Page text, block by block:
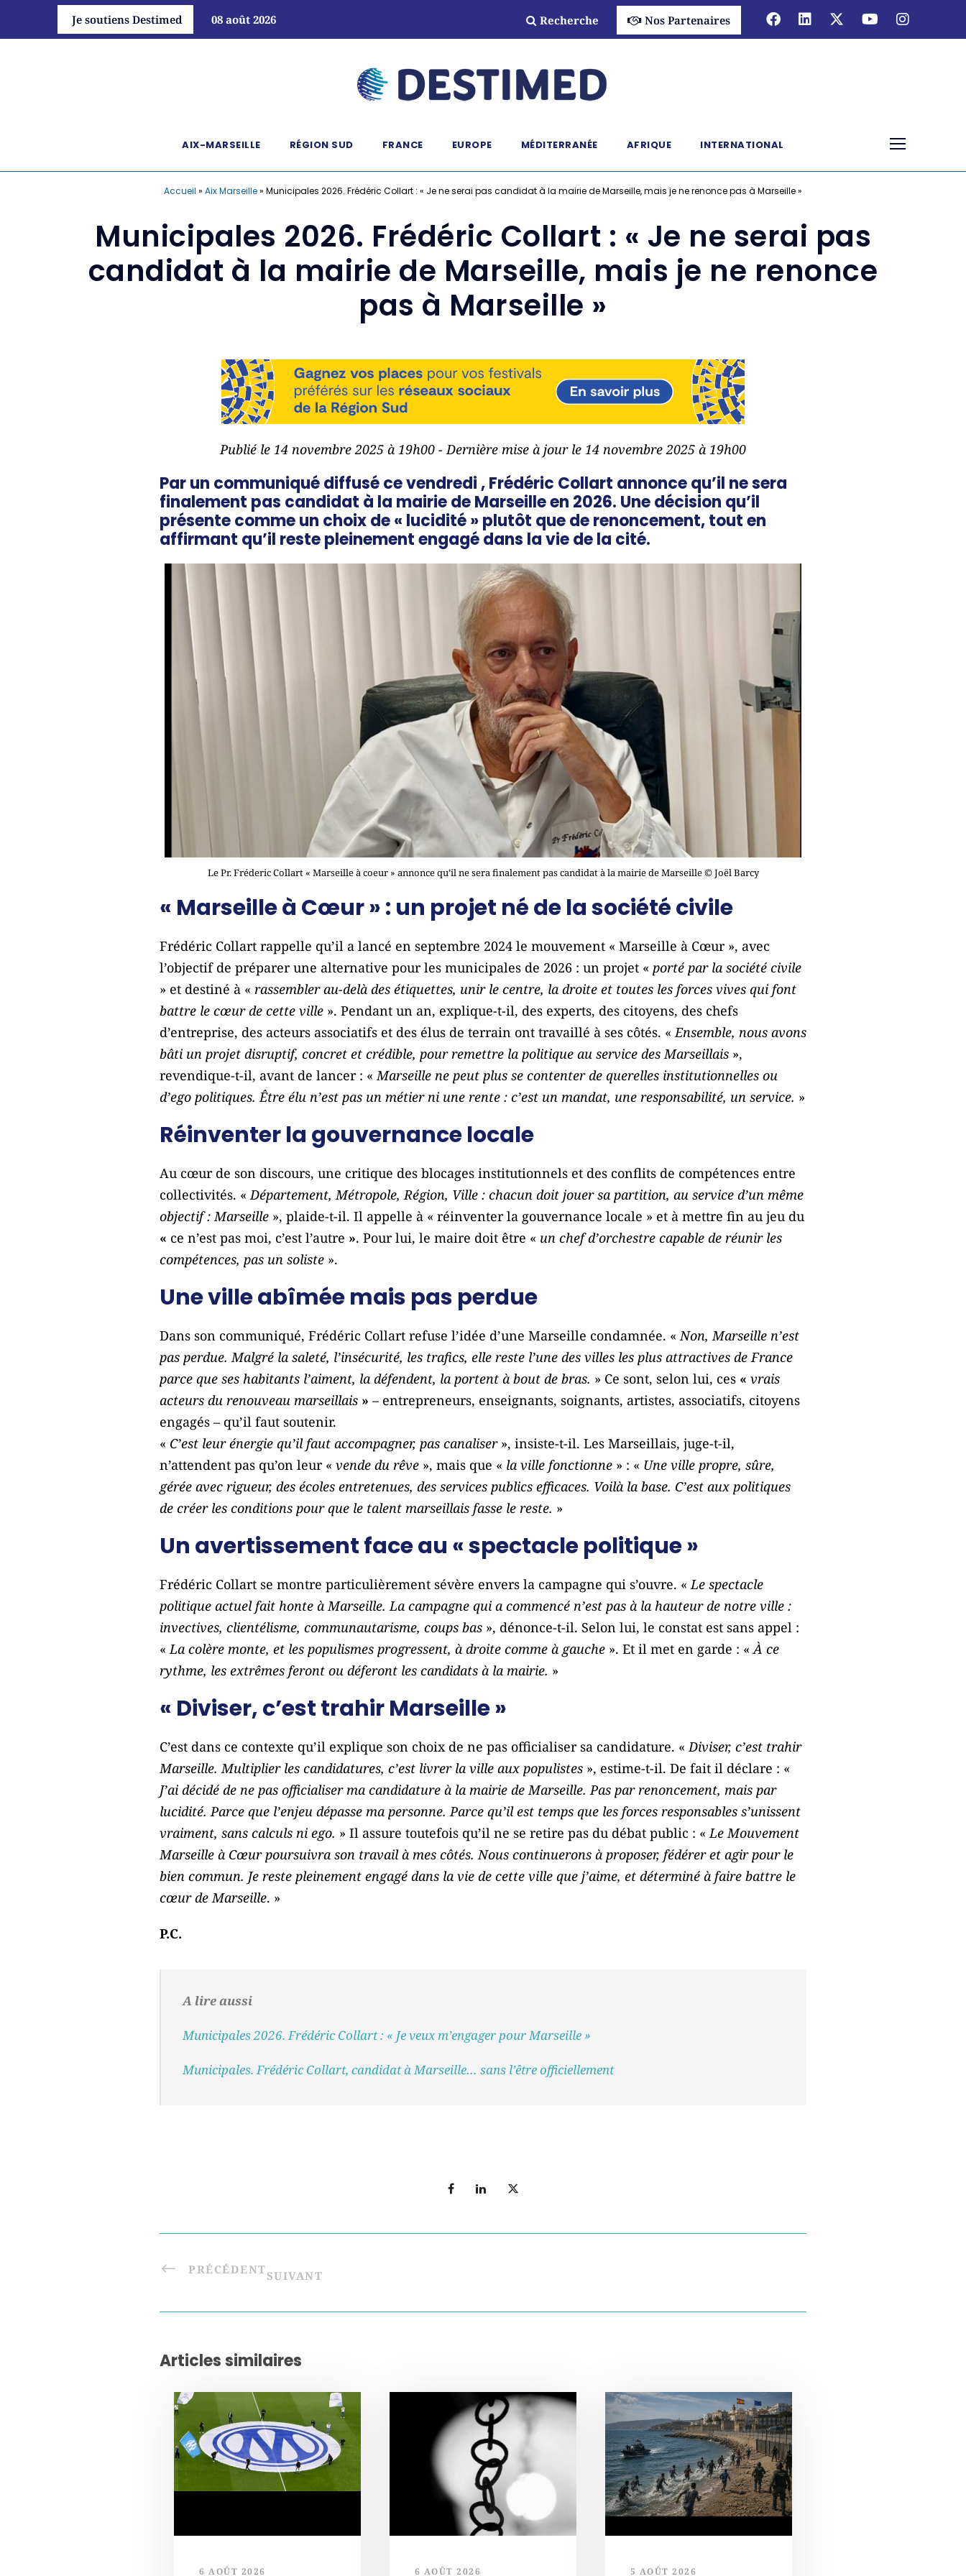
Je soutiens Destimed 08 août 2026 Recherche Nos Partenaires
AIX-MARSEILLE RÉGION SUD FRANCE EUROPE MÉDITERRANÉE AFRIQUE INTERNATIONAL
Accueil » Aix Marseille» Municipales 2026. Frédéric Collart : « Je ne serai pas candidat à la mairie de Marseille, mais je ne renonce pas à Marseille »
Municipales 2026. Frédéric Collart : « Je ne serai pas
candidat à la mairie de Marseille, mais je ne renonce
pas à Marseille »
Publié le 14 novembre 2025 à 19h00 - Dernière mise à jour le 14 novembre 2025 à 19h00
Par un communiqué diffusé ce vendredi , Frédéric Collart annonce qu’il ne sera
finalement pas candidat à la mairie de Marseille en 2026. Une décision qu’il
présente comme un choix de « lucidité » plutôt que de renoncement, tout en
affirmant qu’il reste pleinement engagé dans la vie de la cité.
Le Pr. Fréderic Collart « Marseille à coeur » annonce qu’il ne sera finalement pas candidat à la mairie de Marseille © Joël Barcy
« Marseille à Cœur » : un projet né de la société civile
Frédéric Collart rappelle qu’il a lancé en septembre 2024 le mouvement « Marseille à Cœur », avec
l’objectif de préparer une alternative pour les municipales de 2026 : un projet « porté par la société civile
» et destiné à « rassembler au-delà des étiquettes, unir le centre, la droite et toutes les forces vives qui font
battre le cœur de cette ville ». Pendant un an, explique-t-il, des experts, des citoyens, des chefs
d’entreprise, des acteurs associatifs et des élus de terrain ont travaillé à ses côtés. « Ensemble, nous avons
bâti un projet disruptif, concret et crédible, pour remettre la politique au service des Marseillais »,
revendique-t-il, avant de lancer : « Marseille ne peut plus se contenter de querelles institutionnelles ou
d’ego politiques. Être élu n’est pas un métier ni une rente : c’est un mandat, une responsabilité, un service. »
Réinventer la gouvernance locale
Au cœur de son discours, une critique des blocages institutionnels et des conflits de compétences entre
collectivités. « Département, Métropole, Région, Ville : chacun doit jouer sa partition, au service d’un même
objectif : Marseille », plaide-t-il. Il appelle à « réinventer la gouvernance locale » et à mettre fin au jeu du
« ce n’est pas moi, c’est l’autre ». Pour lui, le maire doit être « un chef d’orchestre capable de réunir les
compétences, pas un soliste ».
Une ville abîmée mais pas perdue
Dans son communiqué, Frédéric Collart refuse l’idée d’une Marseille condamnée. « Non, Marseille n’est
pas perdue. Malgré la saleté, l’insécurité, les trafics, elle reste l’une des villes les plus attractives de France
parce que ses habitants l’aiment, la défendent, la portent à bout de bras. » Ce sont, selon lui, ces « vrais
acteurs du renouveau marseillais » – entrepreneurs, enseignants, soignants, artistes, associatifs, citoyens
engagés – qu’il faut soutenir.
« C’est leur énergie qu’il faut accompagner, pas canaliser», insiste-t-il. Les Marseillais, juge-t-il,
n’attendent pas qu’on leur « vende du rêve », mais que « la ville fonctionne » : « Une ville propre, sûre,
gérée avec rigueur, des écoles entretenues, des services publics efficaces. Voilà la base. C’est aux politiques
de créer les conditions pour que le talent marseillais fasse le reste. »
Un avertissement face au « spectacle politique »
Frédéric Collart se montre particulièrement sévère envers la campagne qui s’ouvre. « Le spectacle
politique actuel fait honte à Marseille. La campagne qui a commencé n’est pas à la hauteur de notre ville :
invectives, clientélisme, communautarisme, coups bas », dénonce-t-il. Selon lui, le constat est sans appel :
« La colère monte, et les populismes progressent, à droite comme à gauche ». Et il met en garde : « À ce
rythme, les extrêmes feront ou déferont les candidats à la mairie. »
« Diviser, c’est trahir Marseille »
C’est dans ce contexte qu’il explique son choix de ne pas officialiser sa candidature. « Diviser, c’est trahir
Marseille. Multiplier les candidatures, c’est livrer la ville aux populistes », estime-t-il. De fait il déclare : «
J’ai décidé de ne pas officialiser ma candidature à la mairie de Marseille. Pas par renoncement, mais par
lucidité. Parce que l’enjeu dépasse ma personne. Parce qu’il est temps que les forces responsables s’unissent
vraiment, sans calculs ni ego. » Il assure toutefois qu’il ne se retire pas du débat public : « Le Mouvement
Marseille à Cœur poursuivra son travail à mes côtés. Nous continuerons à proposer, fédérer et agir pour le
bien commun. Je reste pleinement engagé dans la vie de cette ville que j’aime, et déterminé à faire battre le
cœur de Marseille. »
P.C.
A lire aussi
Municipales 2026. Frédéric Collart : « Je veux m’engager pour Marseille »
Municipales. Frédéric Collart, candidat à Marseille… sans l’être officiellement
PRÉCÉDENTSUIVANT
Articles similaires
6 AOÛT 2026 6 AOÛT 2026 5 AOÛT 2026